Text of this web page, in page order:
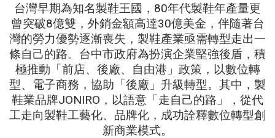
台灣早期為知名製鞋王國，80年代製鞋年產量更
曾突破8億雙，外銷金額高達30億美金，伴隨著台
灣的勞力優勢逐漸喪失，製鞋產業亟需轉型走出一
條自己的路。台中市政府為扮演企業堅強後盾，積
極推動「前店、後廠、自由港」政策，以數位轉
型、電子商務，協助「後廠」升級轉型。其中，製
鞋業品牌JONIRO，以語意「走自己的路」，從代
工走向製鞋工藝化、品牌化，成功詮釋數位轉型創
新商業模式。